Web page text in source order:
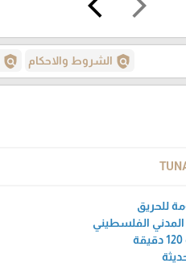
arrow_forward_ios
arrow_back_ios
policy الشروط والاحكام policy
للحريق
الفلسطيني